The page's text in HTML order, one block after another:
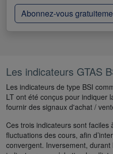
Abonnez-vous
Les indicateurs GTAS
Les indicateurs de type BSI
LT ont été conçus pour indiquer
fournir des signaux d'achat /
Ces trois indicateurs sont faciles
fluctuations des cours, afin
convergent. Inversement,